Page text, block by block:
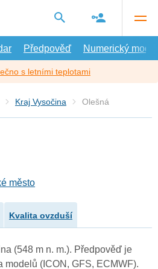
Předpověď Numerický model
s letními teplotami
Kraj Vysočina Olešná
město
Kvalita ovzduší
(548 m n. m.). Předpověď je
modelů (ICON, GFS, ECMWF).